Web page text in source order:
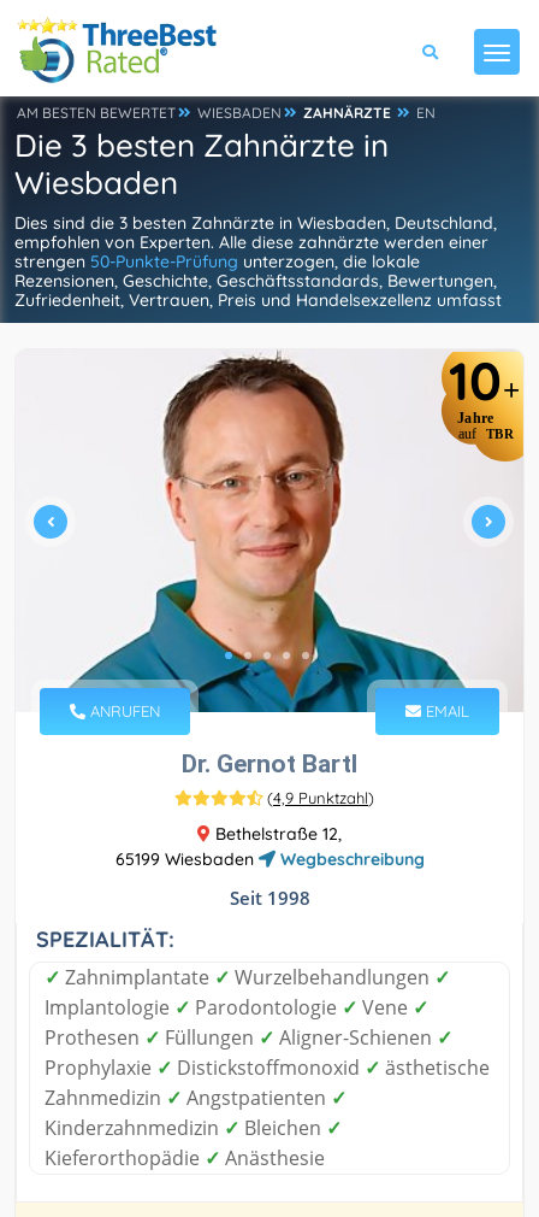
AM BESTEN BEWERTET WIESBADEN ZAHNÄRZTE EN
Die 3 besten Zahnärzte in
Wiesbaden
Dies sind die 3 besten Zahnärzte in Wiesbaden, Deutschland,
empfohlen von Experten. Alle diese zahnärzte werden einer
strengen 50-Punkte-Prüfung unterzogen, die lokale
Rezensionen, Geschichte, Geschäftsstandards, Bewertungen,
Zufriedenheit, Vertrauen, Preis und Handelsexzellenz umfasst
10+
Jahre
auf TBR
ANRUFEN EMAIL
Dr. Gernot Bartl
(4,9 Punktzahl)
Bethelstraße 12,
65199 Wiesbaden
Wegbeschreibung
Seit 1998
SPEZIALITÄT:
✓ Zahnimplantate ✓ Wurzelbehandlungen ✓
Implantologie ✓ Parodontologie ✓ Vene ✓
Prothesen ✓ Füllungen ✓ Aligner-Schienen ✓
Prophylaxie ✓ Distickstoffmonoxid ✓ ästhetische
Zahnmedizin ✓ Angstpatienten ✓
Kinderzahnmedizin ✓ Bleichen ✓
Kieferorthopädie ✓ Anästhesie